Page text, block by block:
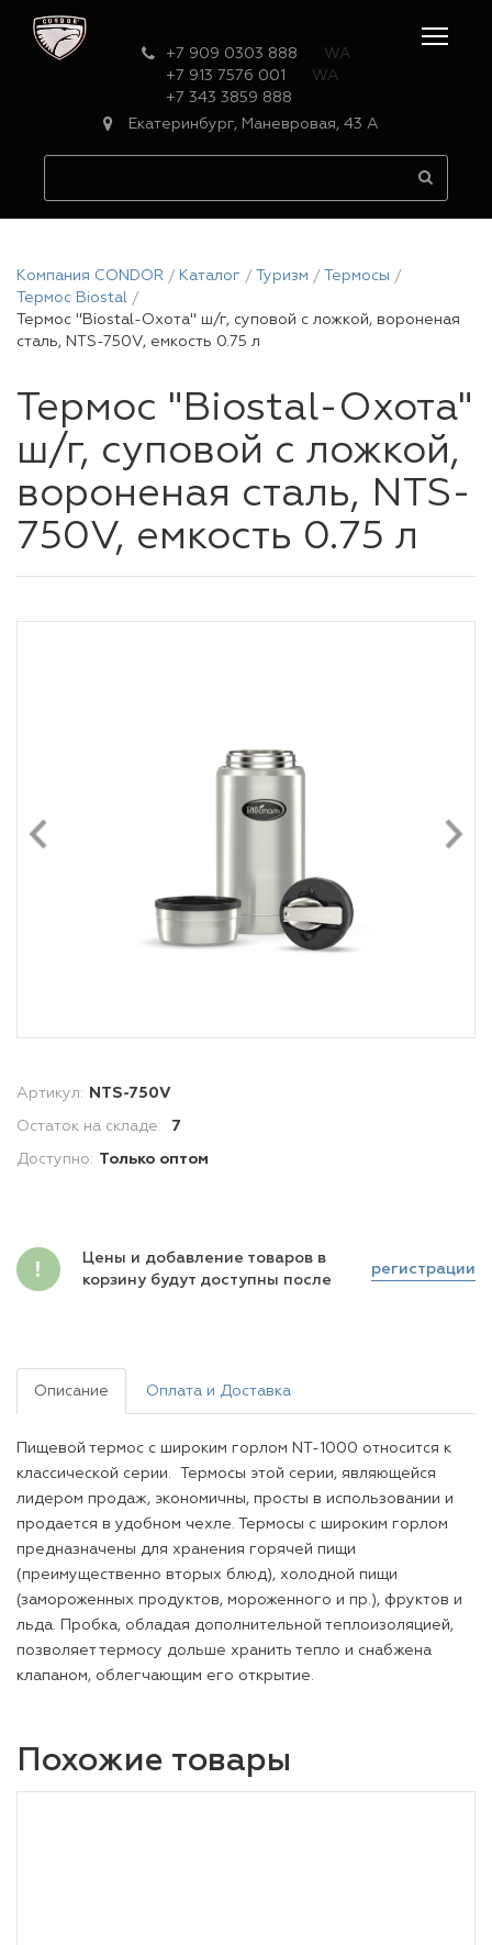
+7 909 0303 888
WA
+7 913 7576 001
WA
+7 343 3859 888
Екатеринбург, Маневровая, 43 А
Компания CONDOR Каталог Туризм
Термосы
Термос Biostal
Термос "Biostal-Охота" ш/г, суповой с ложкой, вороненая
сталь, NTS-750V, емкость 0.75 л
Термос "Biostal-Охота"
ш/г, суповой с ложкой,
вороненая сталь, NTS-
750V, емкость 0.75 л
Артикул: NTS-750V
Остаток на складе: 7
Доступно: Только оптом
Цены и добавление товаров в
корзину будут доступны после
регистрации
Описание Оплата и Доставка
Пищевой термос с широким горлом NТ-1000 относится к
классической серии. Термосы этой серии, являющейся
лидером продаж, экономичны, просты в использовании и
продается в удобном чехле. Термосы с широким горлом
предназначены для хранения горячей пищи
(преимущественно вторых блюд), холодной пищи
(замороженных продуктов, мороженного и пр.), фруктов и
льда. Пробка, обладая дополнительной теплоизоляцией,
позволяет термосу дольше хранить тепло и снабжена
клапаном, облегчающим его открытие.
Похожие товары